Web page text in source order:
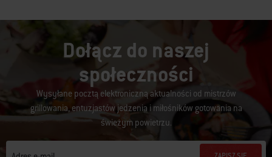
Dołącz do naszej
społeczności
Wysyłane pocztą elektroniczną aktualności od mistrzów
grillowania, entuzjastów jedzenia i miłośników gotowania na
świeżym powietrzu.